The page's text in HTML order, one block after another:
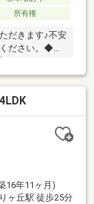
所有権
だきます♪不安
ださい。◆◆
歩１０分圏内
◆アフターサ
ください。多
をご覧くださ
年！「地元密
談だけでも大
16年11ヶ月)
ヶ丘駅 徒歩25分